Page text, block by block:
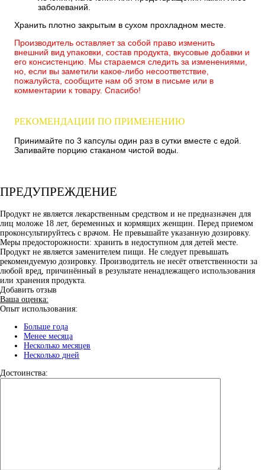
заболеваний.
Хранить плотно закрытым в сухом прохладном месте.
Производитель оставляет за собой право изменить
внешний вид упаковки, состав продукта, вкусовые добавки и
его консистенцию. Мы стараемся следить за изменениями,
но, если вы заметили какое-либо несоответствие,
пожалуйста, сообщите нам об этом в письме или в
комментарии к товару. Спасибо!
РЕКОМЕНДАЦИИ ПО ПРИМЕНЕНИЮ
Принимайте по 3 капсулы один раз в сутки вместе с едой.
Запивайте порцию стаканом чистой воды.
ПРЕДУПРЕЖДЕНИЕ
Продукт не является лекарственным средством и не предназначен для
лиц моложе 18 лет, беременных и кормящих женщин. Перед приемом
проконсультируйтесь с врачом. Не превышайте указанную дозировку.
Меры предосторожности: хранить в недоступном для детей месте.
Продукт не является заменителем пищи. Не следует превышать
рекомендуемую дозировку. Производитель не несёт ответственности за
любой вред, причинённый в результате ненадлежащего использования
или хранения продукта.
Добавить отзыв
Ваша оценка:
Опыт использования:
Больше года
Менее месяца
Несколько месяцев
Несколько дней
Достоинства: